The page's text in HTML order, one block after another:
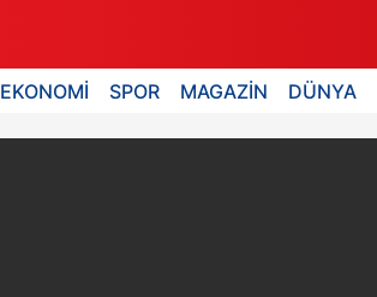
EKONOMİ SPOR MAGAZİN DÜNYA